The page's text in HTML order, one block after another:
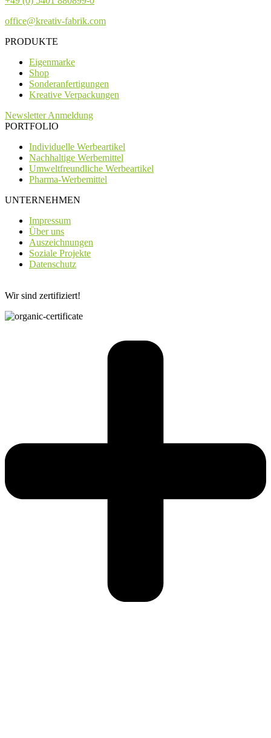
office@kreativ-fabrik.com
PRODUKTE
Eigenmarke
Shop
Sonderanfertigungen
Kreative Verpackungen
Newsletter Anmeldung
PORTFOLIO
Individuelle Werbeartikel
Nachhaltige Werbemittel
Umweltfreundliche Werbeartikel
Pharma-Werbemittel
UNTERNEHMEN
Impressum
Über uns
Auszeichnungen
Soziale Projekte
Datenschutz
Wir sind zertifiziert!